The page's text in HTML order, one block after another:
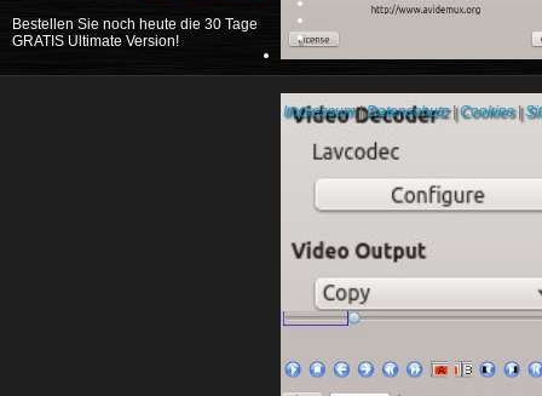
Bestellen Sie noch heute die 30 Tage
GRATIS Ultimate Version!
Impressum|Datenschutz|Cookies|